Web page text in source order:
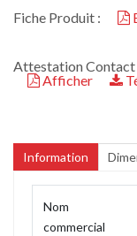
Fiche Produit :
Attestation Contact
Afficher
Information
Nom
commercial